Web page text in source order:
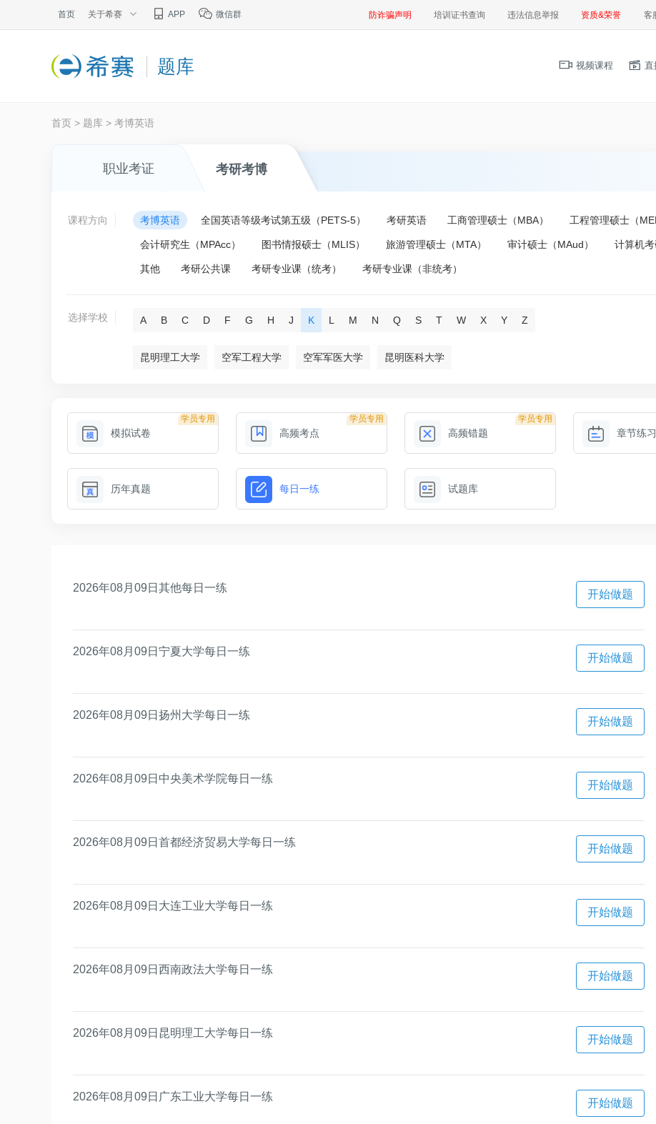
首页 关于希赛 APP 微信群 防诈骗声明 培训证书查询 违法信息举报 资质&荣誉 客
题库 视频课程 直
首页 > 题库 > 考博英语
职业考证 考研考博
课程方向 考博英语 全国英语等级考试第五级（PETS-5） 考研英语 工商管理硕士（MBA） 工程管理硕士（
会计研究生（MPAcc） 图书情报硕士（MLIS） 旅游管理硕士（MTA） 审计硕士（MAud） 计算机
其他 考研公共课 考研专业课（统考） 考研专业课（非统考）
选择学校 A B C D F G H J K L M N Q S T W X Y Z
昆明理工大学 空军工程大学 空军军医大学 昆明医科大学
学员专用
模拟试卷
学员专用
高频考点
学员专用
高频错题 章节练习
历年真题 每日一练 试题库
2026年08月09日其他每日一练
开始做题
2026年08月09日宁夏大学每日一练
开始做题
2026年08月09日扬州大学每日一练
开始做题
2026年08月09日中央美术学院每日一练
开始做题
2026年08月09日首都经济贸易大学每日一练
开始做题
2026年08月09日大连工业大学每日一练
开始做题
2026年08月09日西南政法大学每日一练
开始做题
2026年08月09日昆明理工大学每日一练
开始做题
2026年08月09日广东工业大学每日一练
开始做题